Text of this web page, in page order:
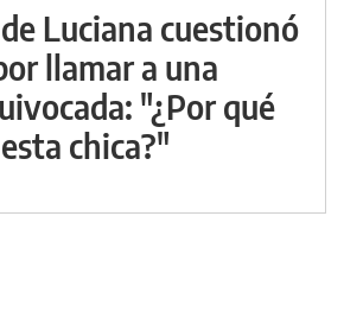
Luciana cuestionó
llamar a una
"¿Por qué
chica?"